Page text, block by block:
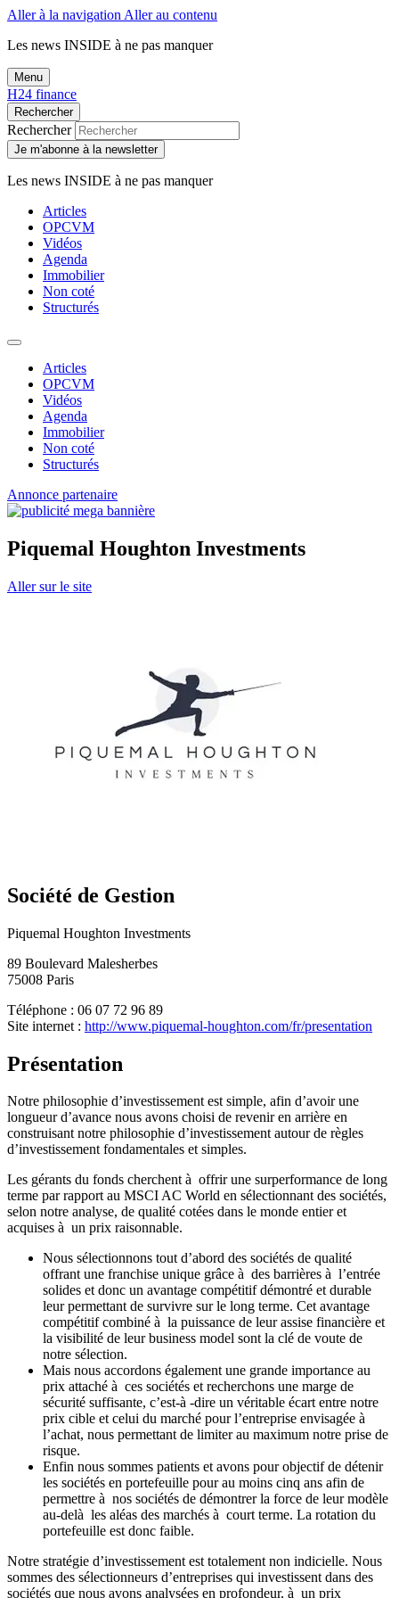
Aller à la navigation Aller au contenu
Les news INSIDE à ne pas manquer
Menu
H24 finance
Rechercher
Rechercher
Je m'abonne à la newsletter
Les news INSIDE à ne pas manquer
Articles
OPCVM
Vidéos
Agenda
Immobilier
Non coté
Structurés
Articles
OPCVM
Vidéos
Agenda
Immobilier
Non coté
Structurés
Annonce partenaire
Piquemal Houghton Investments
Aller sur le site
Société de Gestion
Piquemal Houghton Investments
89 Boulevard Malesherbes
75008 Paris
Téléphone : 06 07 72 96 89
Site internet : http://www.piquemal-houghton.com/fr/presentation
Présentation
Notre philosophie d’investissement est simple, afin d’avoir une
longueur d’avance nous avons choisi de revenir en arrière en
construisant notre philosophie d’investissement autour de règles
d’investissement fondamentales et simples.
Les gérants du fonds cherchent à offrir une surperformance de long
terme par rapport au MSCI AC World en sélectionnant des sociétés,
selon notre analyse, de qualité cotées dans le monde entier et
acquises à un prix raisonnable.
Nous sélectionnons tout d’abord des sociétés de qualité
offrant une franchise unique grâce à des barrières à l’entrée
solides et donc un avantage compétitif démontré et durable
leur permettant de survivre sur le long terme. Cet avantage
compétitif combiné à la puissance de leur assise financière et
la visibilité de leur business model sont la clé de voute de
notre sélection.
Mais nous accordons également une grande importance au
prix attaché à ces sociétés et recherchons une marge de
sécurité suffisante, c’est-à -dire un véritable écart entre notre
prix cible et celui du marché pour l’entreprise envisagée à
l’achat, nous permettant de limiter au maximum notre prise de
risque.
Enfin nous sommes patients et avons pour objectif de détenir
les sociétés en portefeuille pour au moins cinq ans afin de
permettre à nos sociétés de démontrer la force de leur modèle
au-delà les aléas des marchés à court terme. La rotation du
portefeuille est donc faible.
Notre stratégie d’investissement est totalement non indicielle. Nous
sommes des sélectionneurs d’entreprises qui investissent dans des
sociétés que nous avons analysées en profondeur, à un prix